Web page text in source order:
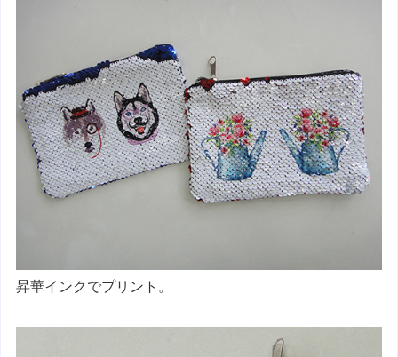
昇華インクでプリント。